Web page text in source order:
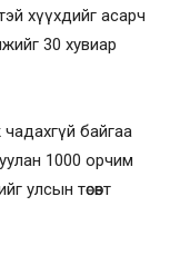
хүүхдийг асарч
30 хувиар
байгаа
1000 орчим
улсын төсөвт